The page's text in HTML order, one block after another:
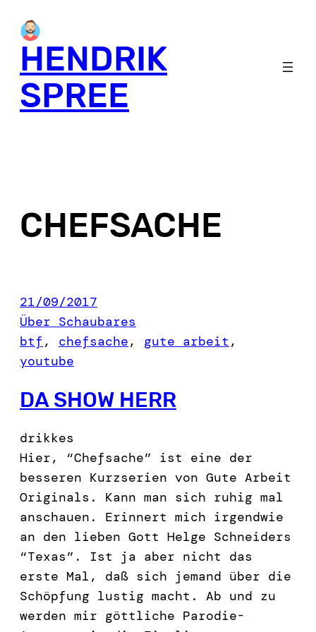
content
HENDRIK
SPREE
CHEFSACHE
21/09/2017
Über Schaubares
btf , chefsache, gute arbeit
youtube
DA SHOW HERR
drikkes
Hier, “Chefsache” ist eine der
besseren Kurzserien von Gute Arbeit
Originals. Kann man sich ruhig mal
anschauen. Erinnert mich irgendwie
an den lieben Gott Helge Schneiders
“Texas”. Ist ja aber nicht das
erste Mal, daß sich jemand über die
Schöpfung lustig macht. Ab und zu
werden mir göttliche Parodie-